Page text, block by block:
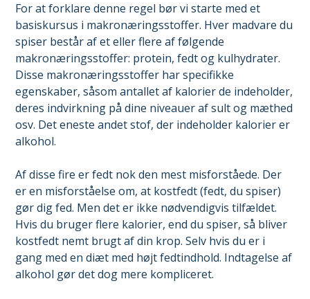
For at forklare denne regel bør vi starte med et
basiskursus i makronæringsstoffer. Hver madvare du
spiser består af et eller flere af følgende
makronæringsstoffer: protein, fedt og kulhydrater.
Disse makronæringsstoffer har specifikke
egenskaber, såsom antallet af kalorier de indeholder,
deres indvirkning på dine niveauer af sult og mæthed
osv. Det eneste andet stof, der indeholder kalorier er
alkohol.
Af disse fire er fedt nok den mest misforståede. Der
er en misforståelse om, at kostfedt (fedt, du spiser)
gør dig fed. Men det er ikke nødvendigvis tilfældet.
Hvis du bruger flere kalorier, end du spiser, så bliver
kostfedt nemt brugt af din krop. Selv hvis du er i
gang med en diæt med højt fedtindhold. Indtagelse af
alkohol gør det dog mere kompliceret.